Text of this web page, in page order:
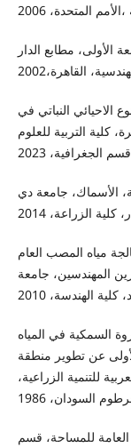
الأولى، مطابع الدار
الاحيائي النباتي في
كلية التربية للعلوم
الأسماك، جامعة دي
كلية الزراعة، 2014
مياه المصب العام
المهندسين، جامعة
السمكية في المياه
عن تطوير منطقة
للتنمية الزراعية،
العامة للمساحة، قسم